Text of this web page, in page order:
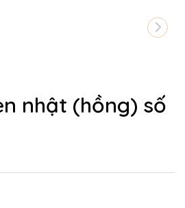
nhật (hồng) số